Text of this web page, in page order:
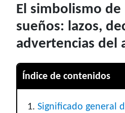
El simbolismo
sueños: lazos,
advertencias del
Índice de contenidos
Significado general